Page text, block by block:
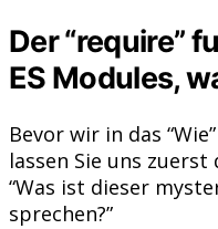
Der “require”
ES Modules,
Bevor wir in das
lassen Sie uns
“Was ist dieser
sprechen?”